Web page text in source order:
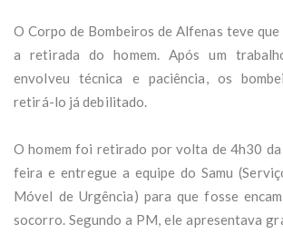
O Corpo de Bombeiros de Alfenas teve
a retirada do homem. Após um
envolveu técnica e paciência, os
retirá-lo já debilitado.
O homem foi retirado por volta de 4h30 da
feira e entregue a equipe do Samu
Móvel de Urgência) para que fosse
socorro. Segundo a PM, ele apresentava